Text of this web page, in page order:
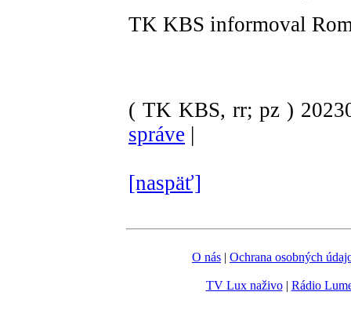
TK KBS informoval
( TK KBS, rr; pz )
správe |
[naspäť]
O nás | Ochrana osobných
TV Lux naživo| Rádio